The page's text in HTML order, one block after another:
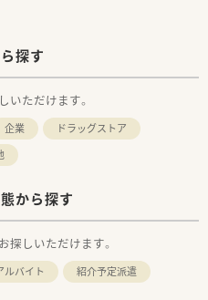
探す
いただけます。
企業
ドラッグストア
から探す
探しいただけます。
ルバイト 紹介予定派遣